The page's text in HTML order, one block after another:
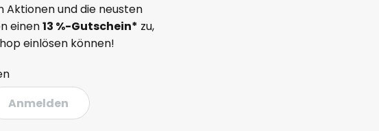
Aktionen und die neusten
einen13 %-Gutschein* zu,
einlösen können!
Anmelden